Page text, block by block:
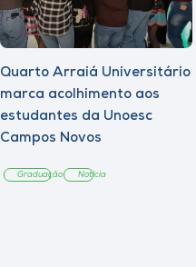
Quarto Arraiá Universitário
marca acolhimento aos
estudantes da Unoesc
Campos Novos
Graduação Notícia